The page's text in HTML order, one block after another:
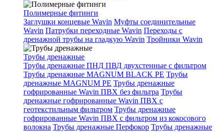
Полимерные фитинги
Заглушки концевые Wavin Муфты соединительные
Wavin Патрубки переходные Wavin Переходы с
дренажной трубы на гладкую Wavin Тройники Wavin
Трубы дренажные
Трубы дренажные ПНД ПВД двухстенные с фильтром
Трубы дренажные MAGNUM BLACK PE Трубы
дренажные MAGNUM PE Трубы дренажные
гофрированные Wavin ПВХ без фильтра Трубы
дренажные гофрированные Wavin ПВХ с
геотекстильным фильтром Трубы дренажные
гофрированные Wavin ПВХ с фильтром из кокосового
волокна Трубы дренажные Перфокор Трубы дренажные